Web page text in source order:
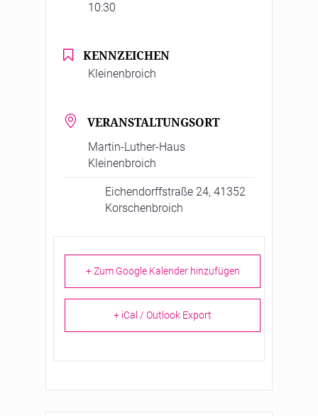
10:30
KENNZEICHEN
Kleinenbroich
VERANSTALTUNGSORT
Martin-Luther-Haus
Kleinenbroich
Eichendorffstraße 24, 41352
Korschenbroich
+ Zum Google Kalender hinzufügen
+ iCal / Outlook Export